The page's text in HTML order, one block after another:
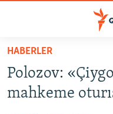
Esas
qaytmaq
Baş
HABERLER
SİYASET
HABERLER
Polozov:
mahkeme